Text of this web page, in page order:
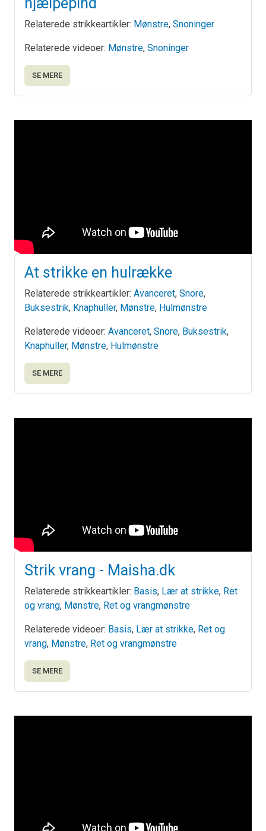
Relaterede strikkeartikler: Mønstre, Snoninger
Relaterede videoer: Mønstre, Snoninger
SE MERE
At strikke en hulrække
Relaterede strikkeartikler: Avanceret, Snore,
Buksestrik, Knaphuller, Mønstre, Hulmønstre
Relaterede videoer: Avanceret, Snore, Buksestrik,
Knaphuller, Mønstre, Hulmønstre
SE MERE
Strik vrang - Maisha.dk
Relaterede strikkeartikler: Basis, Lær at strikke, Ret
og vrang, Mønstre, Ret og vrangmønstre
Relaterede videoer: Basis, Lær at strikke, Ret og
vrang, Mønstre, Ret og vrangmønstre
SE MERE